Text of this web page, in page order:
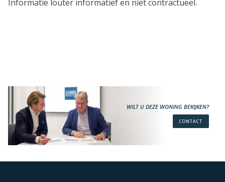
Informatie louter informatief en niet contractueel.
WILT U DEZE WONING BEKIJKEN?
CONTACT